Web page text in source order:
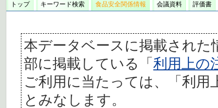
トップ キーワード検索 食品安全関係情報 会議資料 評価書
本データベースに掲載された
部に掲載している「利用上の
ご利用に当たっては、「利
とみなします。